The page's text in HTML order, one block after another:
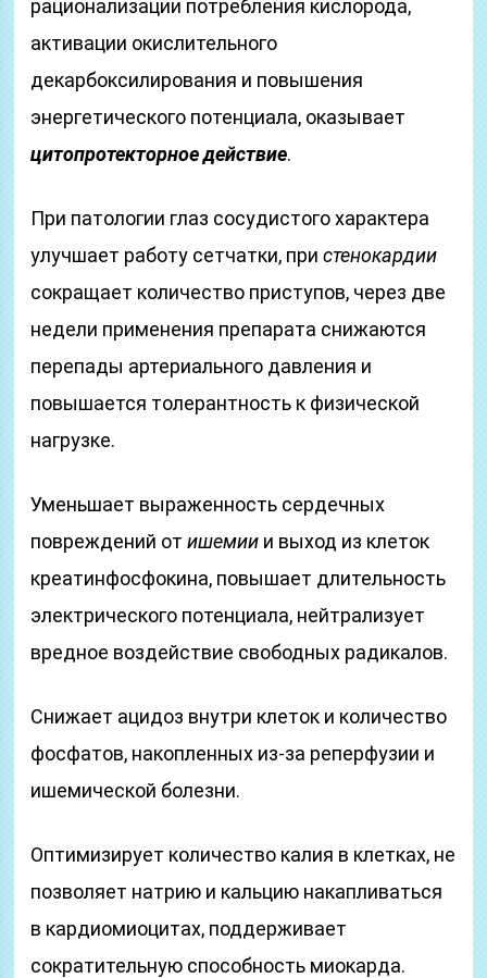
рационализации потребления кислорода,
активации окислительного
декарбоксилирования и повышения
энергетического потенциала, оказывает
цитопротекторное действие.
При патологии глаз сосудистого характера
улучшает работу сетчатки, пристенокардии
сокращает количество приступов, через две
недели применения препарата снижаются
перепады артериального давления и
повышается толерантность к физической
нагрузке.
Уменьшает выраженность сердечных
повреждений отишемии и выход из клеток
креатинфосфокина, повышает длительность
электрического потенциала, нейтрализует
вредное воздействие свободных радикалов.
Снижает ацидоз внутри клеток и количество
фосфатов, накопленных из-за реперфузии и
ишемической болезни.
Оптимизирует количество калия в клетках, не
позволяет натрию и кальцию накапливаться
в кардиомиоцитах, поддерживает
сократительную способность миокарда.